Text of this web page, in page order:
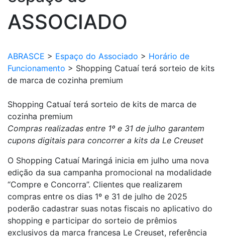
ASSOCIADO
ABRASCE > Espaço do Associado > Horário de
Funcionamento > Shopping Catuaí terá sorteio de kits
de marca de cozinha premium
Shopping Catuaí terá sorteio de kits de marca de
cozinha premium
Compras realizadas entre 1º e 31 de julho garantem
cupons digitais para concorrer a kits da Le Creuset
O Shopping Catuaí Maringá inicia em julho uma nova
edição da sua campanha promocional na modalidade
“Compre e Concorra”. Clientes que realizarem
compras entre os dias 1º e 31 de julho de 2025
poderão cadastrar suas notas fiscais no aplicativo do
shopping e participar do sorteio de prêmios
exclusivos da marca francesa Le Creuset, referência